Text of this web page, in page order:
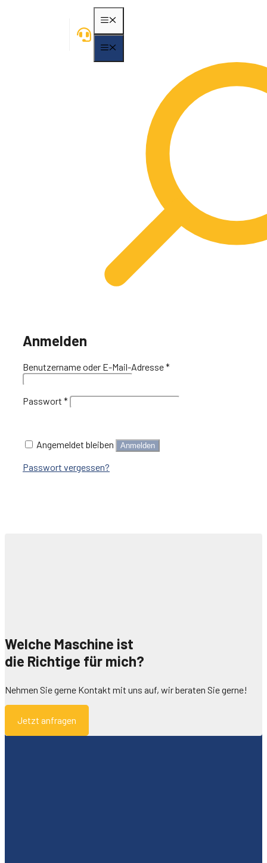
MENÃ¼
Anmelden
Benutzername oder E-Mail-Adresse*Erforderlich
Passwort *Erforderlich
Angemeldet bleiben Anmelden
Passwort vergessen?
Welche Maschine ist
die Richtige für mich?
Nehmen Sie gerne Kontakt mit uns auf, wir beraten Sie gerne!
Jetzt anfragen